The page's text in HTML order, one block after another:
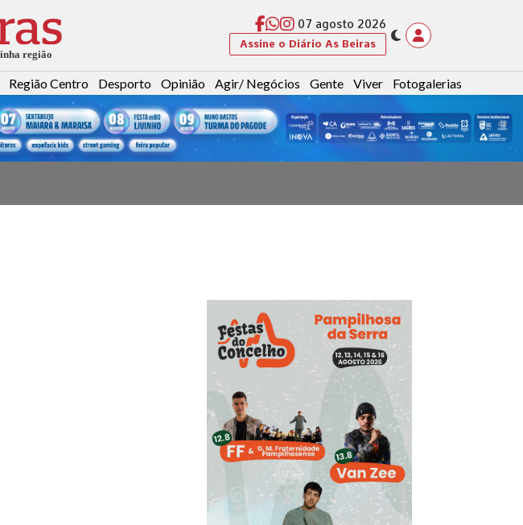
07 agosto 2026
Assine o Diário As Beiras
Região Centro Desporto Opinião Agir/ Negócios Gente Viver Fotogalerias